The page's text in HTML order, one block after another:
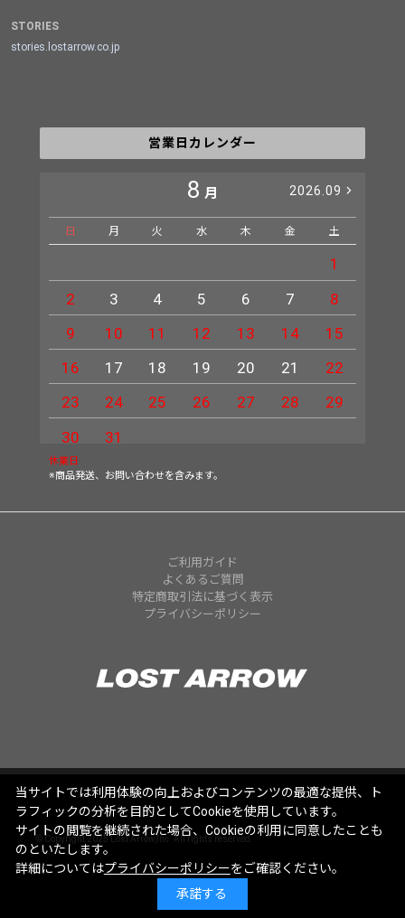
STORIES
stories.lostarrow.co.jp
営業日カレンダー
8 月 2026.09
日 月 火 水 木 金 土
1
2
3 4 5 6 7
8
9
10 11 12 13 14
15
16
17 18 19 20 21
22
23
24 25 26 27 28
29
30
31
休業日
※商品発送、お問い合わせを含みます。
ご利用ガイド
よくあるご質問
特定商取引法に基づく表示
プライバシーポリシー
© Copyright 2025 Lost Arrow,Inc. All rights reserved.
当サイトでは利用体験の向上およびコンテンツの最適な提供、ト
ラフィックの分析を目的としてCookieを使用しています。
サイトの閲覧を継続された場合、Cookieの利用に同意したことも
のといたします。
詳細についてはプライバシーポリシーをご確認ください。
承諾する